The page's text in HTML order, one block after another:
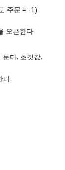
주문 = -1)
오픈한다
다. 초깃값.
다.